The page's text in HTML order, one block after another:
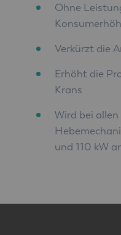
Ohne
Verkürzt die
Erhöht die
Krans
Wird bei allen
und 110 kW